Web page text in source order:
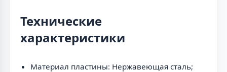
Технические
характеристики
Материал пластины: Нержавеющая сталь;